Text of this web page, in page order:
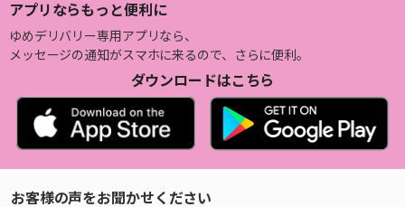
アプリならもっと便利に
ゆめデリバリー専用アプリなら、
メッセージの通知がスマホに来るので、さらに便利。
ダウンロードはこちら
お客様の声をお聞かせください